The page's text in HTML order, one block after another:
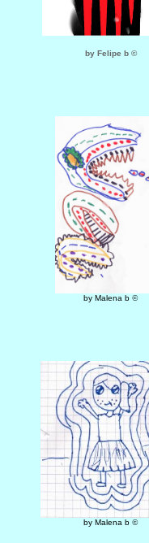
by Felipe b ©
by Malena b ©
by Malena b ©